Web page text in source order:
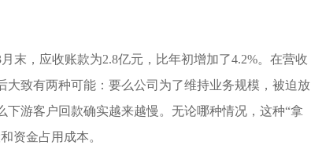
末，应收账款为2.8亿元，比年初增加了4.2%。在营收
致有两种可能：要么公司为了维持业务规模，被迫放
游客户回款确实越来越慢。无论哪种情况，这种“拿
资金占用成本。